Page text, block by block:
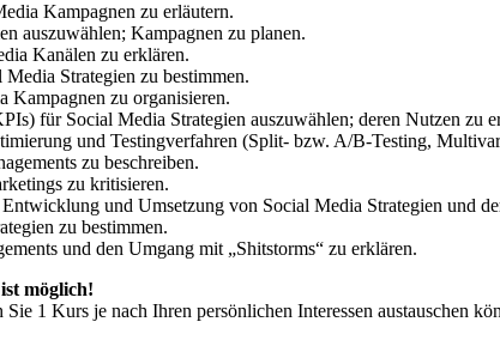
Kampagnen zu erläutern.
auszuwählen; Kampagnen zu planen.
Kanälen zu erklären.
Strategien zu bestimmen.
Kampagnen zu organisieren.
für Social Media Strategien auszuwählen; deren Nutzen zu
und Testingverfahren (Split- bzw. A/B-Testing,
zu beschreiben.
zu kritisieren.
und Umsetzung von Social Media Strategien und
zu bestimmen.
und den Umgang mit „Shitstorms“ zu erklären.
möglich!
1 Kurs je nach Ihren persönlichen Interessen austauschen